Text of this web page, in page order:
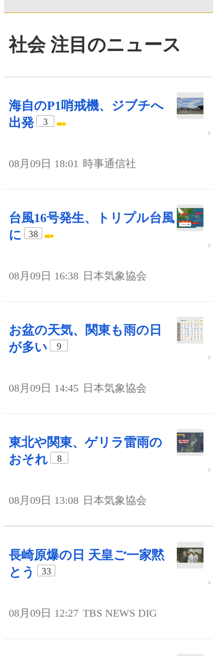
社会 注目のニュース
海自のP1哨戒機、ジブチへ
出発
3
08月09日 18:01 時事通信社
台風16号発生、トリプル台風
に
38
08月09日 16:38 日本気象協会
お盆の天気、関東も雨の日
が多い
9
08月09日 14:45 日本気象協会
東北や関東、ゲリラ雷雨の
おそれ
8
08月09日 13:08 日本気象協会
長崎原爆の日 天皇ご一家黙
とう
33
08月09日 12:27 TBS NEWS DIG